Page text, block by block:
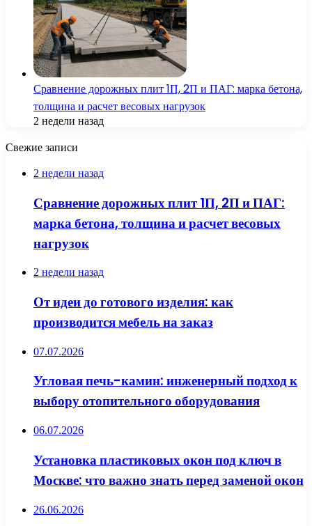
Сравнение дорожных плит 1П, 2П и ПАГ: марка бетона,
толщина и расчет весовых нагрузок
2 недели назад
Свежие записи
2 недели назад
Сравнение дорожных плит 1П, 2П и ПАГ:
марка бетона, толщина и расчет весовых
нагрузок
2 недели назад
От идеи до готового изделия: как
производится мебель на заказ
07.07.2026
Угловая печь-камин: инженерный подход к
выбору отопительного оборудования
06.07.2026
Установка пластиковых окон под ключ в
Москве: что важно знать перед заменой окон
26.06.2026